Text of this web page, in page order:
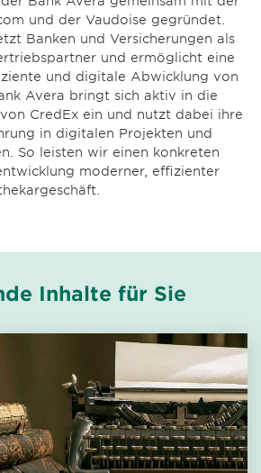
und der Vaudoise gegründet.
Banken und Versicherungen als
und ermöglicht eine
und digitale Abwicklung von
Avera bringt sich aktiv in die
CredEx ein und nutzt dabei ihre
in digitalen Projekten und
So leisten wir einen konkreten
moderner, effizienter
Inhalte für Sie